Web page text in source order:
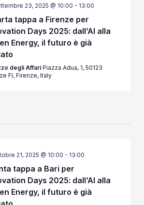
23, 2025 @ 10:00 - 13:00
tappa a Firenze per
Days 2025: dall’AI alla
Energy, il futuro è già
degli AffariPiazza Adua, 1, 50123
FI, Firenze, Italy
21, 2025 @ 10:00 - 13:00
tappa a Bari per
Days 2025: dall’AI alla
Energy, il futuro è già